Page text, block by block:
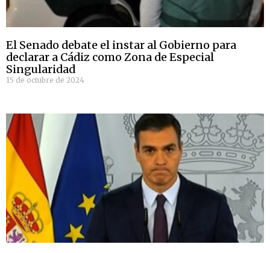
El Senado debate el instar al Gobierno para
declarar a Cádiz como Zona de Especial
Singularidad
15 de octubre de 2024